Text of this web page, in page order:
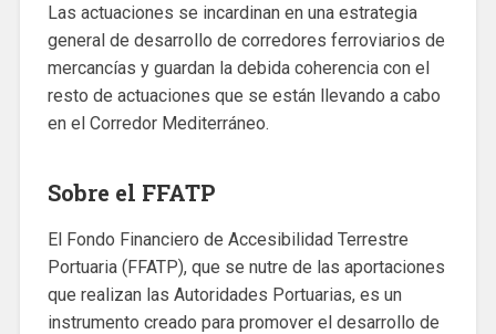
Las actuaciones se incardinan en una estrategia
general de desarrollo de corredores ferroviarios de
mercancías y guardan la debida coherencia con el
resto de actuaciones que se están llevando a cabo
en el Corredor Mediterráneo.
Sobre el FFATP
El Fondo Financiero de Accesibilidad Terrestre
Portuaria (FFATP), que se nutre de las aportaciones
que realizan las Autoridades Portuarias, es un
instrumento creado para promover el desarrollo de